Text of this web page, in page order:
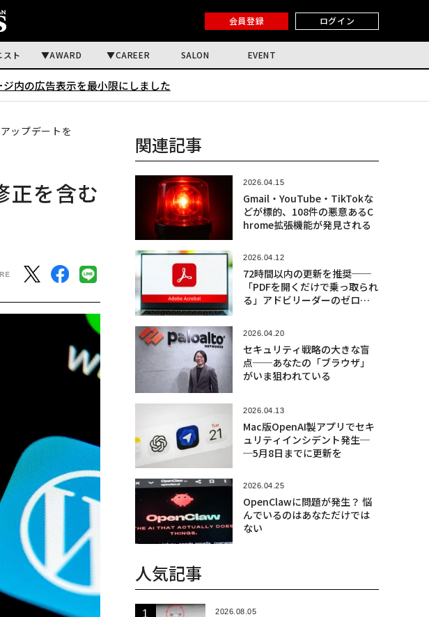
会員登録 ログイン
スト AWARD CAREER SALON EVENT
ジ内の広告表示を最小限にしました
ップデートを
を含む
関連記事
2026.04.15
Gmail・YouTube・TikTokな
どが標的、108件の悪意あるC
hrome拡張機能が発見される
2026.04.12
72時間以内の更新を推奨──
「PDFを開くだけで乗っ取られ
る」アドビリーダーのゼロデ
2026.04.20
セキュリティ戦略の大きな盲
点──あなたの「ブラウザ」
がいま狙われている
2026.04.13
Mac版OpenAI製アプリでセキ
ュリティインシデント発生─
─5月8日までに更新を
2026.04.25
OpenClawに問題が発生？ 悩
んでいるのはあなただけでは
ない
人気記事
2026.08.05